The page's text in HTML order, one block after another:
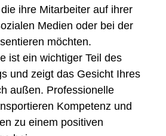
ihre Mitarbeiter auf ihrer
Medien oder bei der
möchten.
ist ein wichtiger Teil des
und zeigt das Gesicht Ihres
außen. Professionelle
Kompetenz und
zu einem positiven